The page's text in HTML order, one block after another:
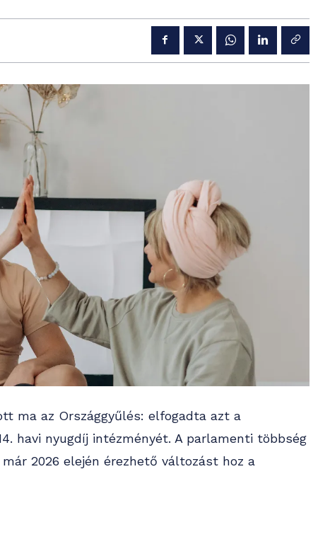
ma az Országgyűlés: elfogadta azt a
havi nyugdíj intézményét. A parlamenti többség
2026 elején érezhető változást hoz a